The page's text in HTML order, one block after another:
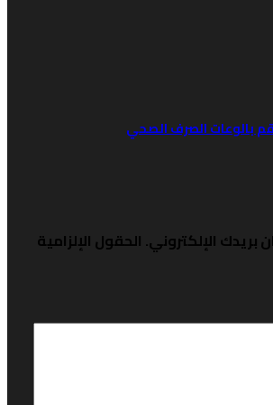
الصرف الصحي
الإلكتروني.الحقول الإلزامية